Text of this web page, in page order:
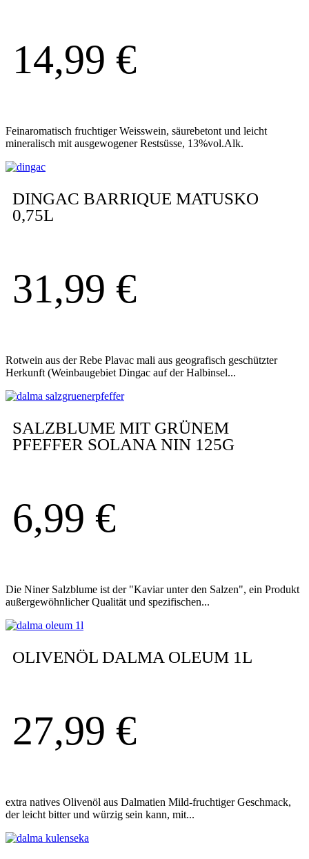
14,99 €
Feinaromatisch fruchtiger Weisswein, säurebetont und leicht
mineralisch mit ausgewogener Restsüsse, 13%vol.Alk.
DINGAC BARRIQUE MATUSKO
0,75L
31,99 €
Rotwein aus der Rebe Plavac mali aus geografisch geschützter
Herkunft (Weinbaugebiet Dingac auf der Halbinsel...
SALZBLUME MIT GRÜNEM
PFEFFER SOLANA NIN 125G
6,99 €
Die Niner Salzblume ist der "Kaviar unter den Salzen", ein Produkt
außergewöhnlicher Qualität und spezifischen...
OLIVENÖL DALMA OLEUM 1L
27,99 €
extra natives Olivenöl aus Dalmatien Mild-fruchtiger Geschmack,
der leicht bitter und würzig sein kann, mit...